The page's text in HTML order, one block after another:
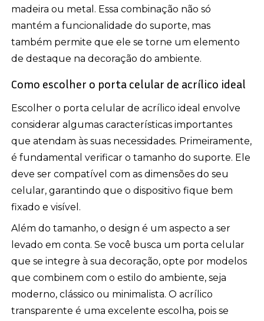
madeira ou metal. Essa combinação não só
mantém a funcionalidade do suporte, mas
também permite que ele se torne um elemento
de destaque na decoração do ambiente.
Como escolher o porta celular de acrílico ideal
Escolher o porta celular de acrílico ideal envolve
considerar algumas características importantes
que atendam às suas necessidades. Primeiramente,
é fundamental verificar o tamanho do suporte. Ele
deve ser compatível com as dimensões do seu
celular, garantindo que o dispositivo fique bem
fixado e visível.
Além do tamanho, o design é um aspecto a ser
levado em conta. Se você busca um porta celular
que se integre à sua decoração, opte por modelos
que combinem com o estilo do ambiente, seja
moderno, clássico ou minimalista. O acrílico
transparente é uma excelente escolha, pois se